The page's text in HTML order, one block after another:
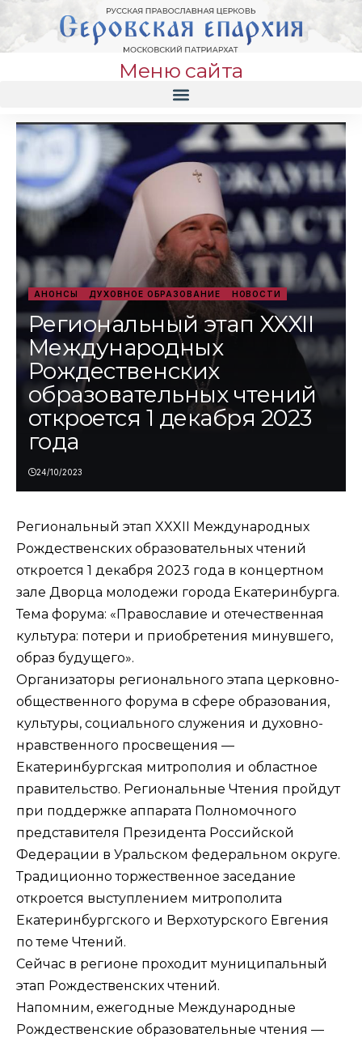
Меню сайта
АНОНСЫ ДУХОВНОЕ ОБРАЗОВАНИЕ НОВОСТИ
Региональный этап XXXII
Международных
Рождественских
образовательных чтений
откроется 1 декабря 2023
года
24/10/2023
Региональный этап XXXII Международных
Рождественских образовательных чтений
откроется 1 декабря 2023 года в концертном
зале Дворца молодежи города Екатеринбурга.
Тема форума: «Православие и отечественная
культура: потери и приобретения минувшего,
образ будущего».
Организаторы регионального этапа церковно-
общественного форума в сфере образования,
культуры, социального служения и духовно-
нравственного просвещения —
Екатеринбургская митрополия и областное
правительство. Региональные Чтения пройдут
при поддержке аппарата Полномочного
представителя Президента Российской
Федерации в Уральском федеральном округе.
Традиционно торжественное заседание
откроется выступлением митрополита
Екатеринбургского и Верхотурского Евгения
по теме Чтений.
Сейчас в регионе проходит муниципальный
этап Рождественских чтений.
Напомним, ежегодные Международные
Рождественские образовательные чтения —